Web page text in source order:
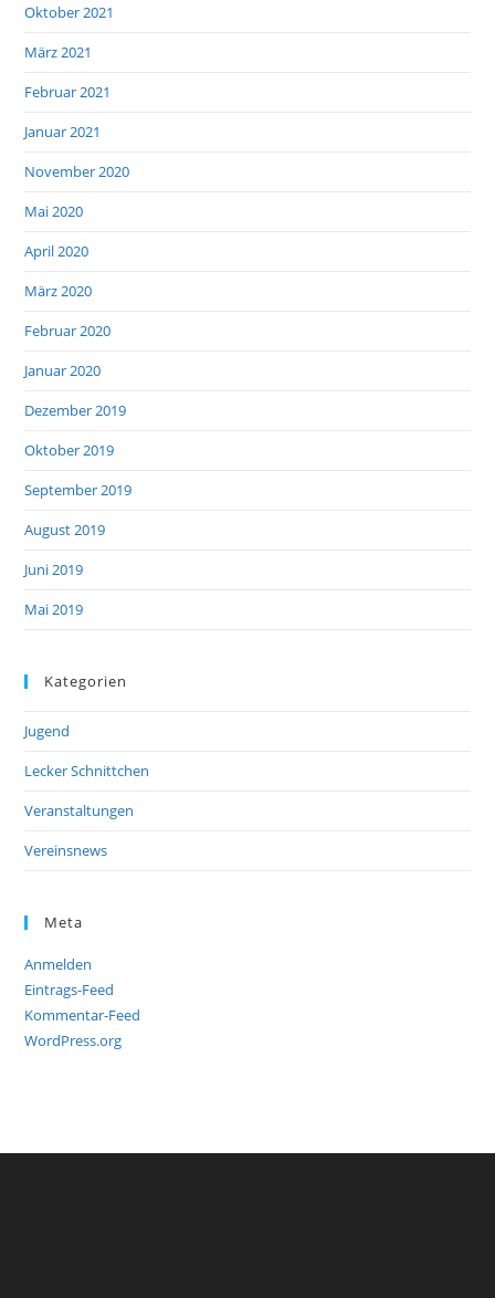
Oktober 2021
März 2021
Februar 2021
Januar 2021
November 2020
Mai 2020
April 2020
März 2020
Februar 2020
Januar 2020
Dezember 2019
Oktober 2019
September 2019
August 2019
Juni 2019
Mai 2019
Kategorien
Jugend
Lecker Schnittchen
Veranstaltungen
Vereinsnews
Meta
Anmelden
Eintrags-Feed
Kommentar-Feed
WordPress.org